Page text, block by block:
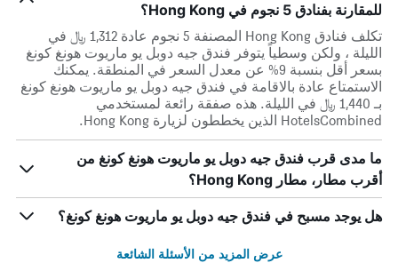
للمقارنة بفنادق 5 نجوم في Hong Kong؟
تكلف فنادق Hong Kong المصنفة 5 نجوم عادة 1,312 ﷼ في
الليلة ، ولكن وسطياً يتوفر فندق جيه دوبل يو ماريوت هونغ كونغ
بسعر أقل بنسبة 9% عن معدل السعر في المنطقة. يمكنك
الاستمتاع عادة بالاقامة في فندق جيه دوبل يو ماريوت هونغ كونغ
بـ 1,440 ﷼ في الليلة. هذه صفقة رائعة لمستخدمي
HotelsCombined الذين يخططون لزيارة Hong Kong.
ما مدى قرب فندق جيه دوبل يو ماريوت هونغ كونغ من
أقرب مطار، مطار Hong Kong؟
هل يوجد مسبح في فندق جيه دوبل يو ماريوت هونغ كونغ؟
عرض المزيد من الأسئلة الشائعة